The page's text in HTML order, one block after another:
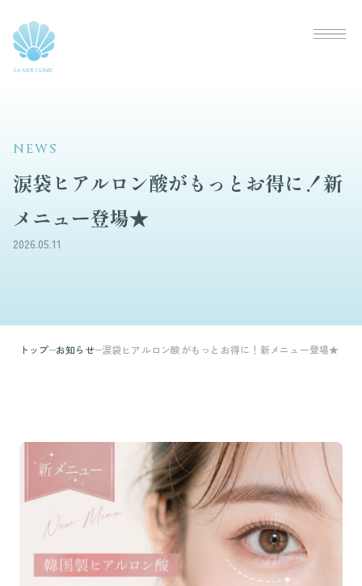
NEWS
涙袋ヒアルロン酸がもっとお得に！新
メニュー登場★
2026.05.11
トップ お知らせ 涙袋ヒアルロン酸がもっとお得に！新メニュー登場★